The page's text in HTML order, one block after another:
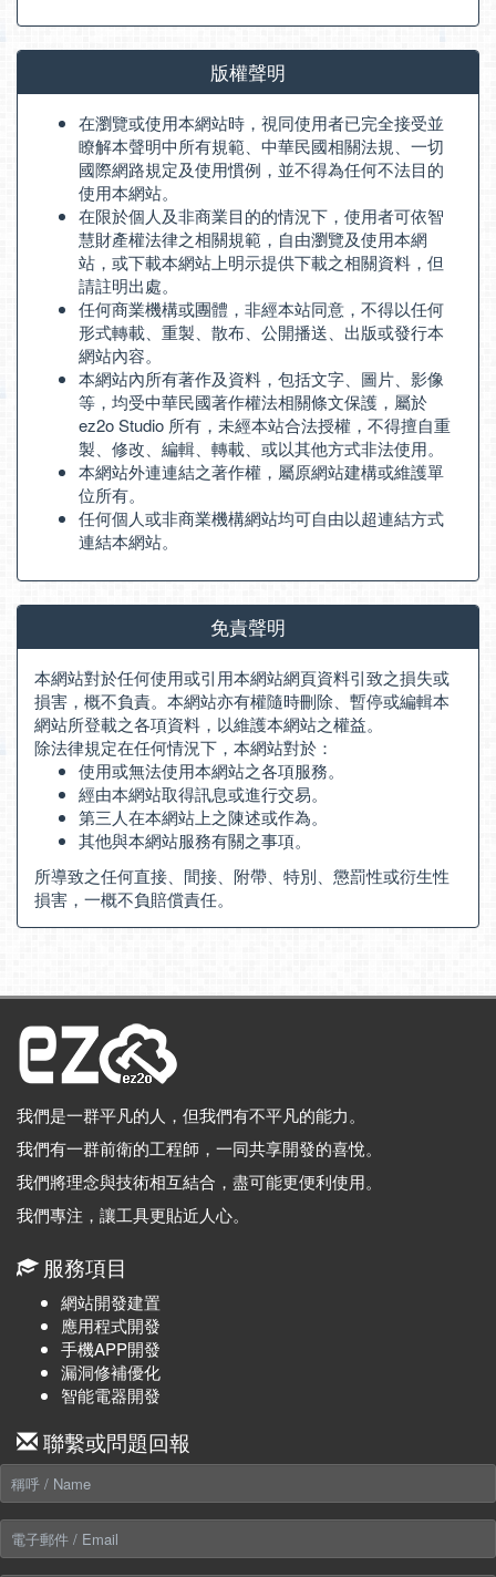
版權聲明
在瀏覽或使用本網站時，視同使用者已完全接受並
瞭解本聲明中所有規範、中華民國相關法規、一切
國際網路規定及使用慣例，並不得為任何不法目的
使用本網站。
在限於個人及非商業目的的情況下，使用者可依智
慧財產權法律之相關規範，自由瀏覽及使用本網
站，或下載本網站上明示提供下載之相關資料，但
請註明出處。
任何商業機構或團體，非經本站同意，不得以任何
形式轉載、重製、散布、公開播送、出版或發行本
網站內容。
本網站內所有著作及資料，包括文字、圖片、影像
等，均受中華民國著作權法相關條文保護，屬於
ez2o Studio 所有，未經本站合法授權，不得擅自重
製、修改、編輯、轉載、或以其他方式非法使用。
本網站外連連結之著作權，屬原網站建構或維護單
位所有。
任何個人或非商業機構網站均可自由以超連結方式
連結本網站。
免責聲明
本網站對於任何使用或引用本網站網頁資料引致之損失或
損害，概不負責。本網站亦有權隨時刪除、暫停或編輯本
網站所登載之各項資料，以維護本網站之權益。
除法律規定在任何情況下，本網站對於：
使用或無法使用本網站之各項服務。
經由本網站取得訊息或進行交易。
第三人在本網站上之陳述或作為。
其他與本網站服務有關之事項。
所導致之任何直接、間接、附帶、特別、懲罰性或衍生性
損害，一概不負賠償責任。
我們是一群平凡的人，但我們有不平凡的能力。
我們有一群前衛的工程師，一同共享開發的喜悅。
我們將理念與技術相互結合，盡可能更便利使用。
我們專注，讓工具更貼近人心。
服務項目
網站開發建置
應用程式開發
手機APP開發
漏洞修補優化
智能電器開發
聯繫或問題回報